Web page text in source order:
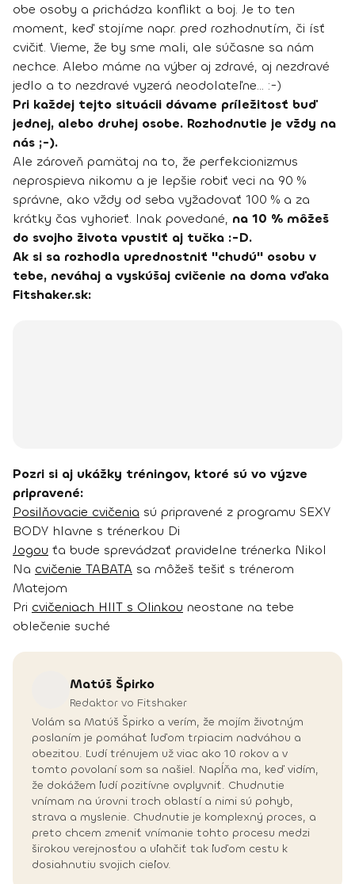
obe osoby a prichádza konflikt a boj. Je to ten
moment, keď stojíme napr. pred rozhodnutím, či ísť
cvičiť. Vieme, že by sme mali, ale súčasne sa nám
nechce. Alebo máme na výber aj zdravé, aj nezdravé
jedlo a to nezdravé vyzerá neodolateľne... :-)
Pri každej tejto situácii dávame príležitosť buď
jednej, alebo druhej osobe. Rozhodnutie je vždy na
nás ;-).
Ale zároveň pamätaj na to, že perfekcionizmus
neprospieva nikomu a je lepšie robiť veci na 90 %
správne, ako vždy od seba vyžadovať 100 % a za
krátky čas vyhorieť. Inak povedané, na 10 % môžeš
do svojho života vpustiť aj tučka :-D.
Ak si sa rozhodla uprednostniť "chudú" osobu v
tebe, neváhaj a vyskúšaj cvičenie na doma vďaka
Fitshaker.sk:
Pozri si aj ukážky tréningov, ktoré sú vo výzve
pripravené:
Posilňovacie cvičenia sú pripravené z programu SEXY
BODY hlavne s trénerkou Di
Jogou ťa bude sprevádzať pravidelne trénerka Nikol
Na cvičenie TABATA sa môžeš tešiť s trénerom
Matejom
Pri cvičeniach HIIT s Olinkou neostane na tebe
oblečenie suché
Matúš Špirko
Redaktor vo Fitshaker
Volám sa Matúš Špirko a verím, že mojím životným
poslaním je pomáhať ľuďom trpiacim nadváhou a
obezitou. Ľudí trénujem už viac ako 10 rokov a v
tomto povolaní som sa našiel. Napĺňa ma, keď vidím,
že dokážem ľudí pozitívne ovplyvniť. Chudnutie
vnímam na úrovni troch oblastí a nimi sú pohyb,
strava a myslenie. Chudnutie je komplexný proces, a
preto chcem zmeniť vnímanie tohto procesu medzi
širokou verejnosťou a uľahčiť tak ľuďom cestu k
dosiahnutiu svojich cieľov.